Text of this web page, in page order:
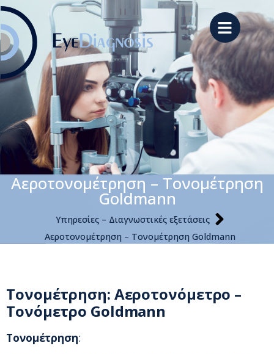
Αεροτονομέτρηση – Τονομέτρηση
Goldmann
Υπηρεσίες – Διαγνωστικές εξετάσεις
Αεροτονομέτρηση – Τονομέτρηση Goldmann
Τονομέτρηση: Αεροτονόμετρο –
Τονόμετρο Goldmann
Τονομέτρηση: